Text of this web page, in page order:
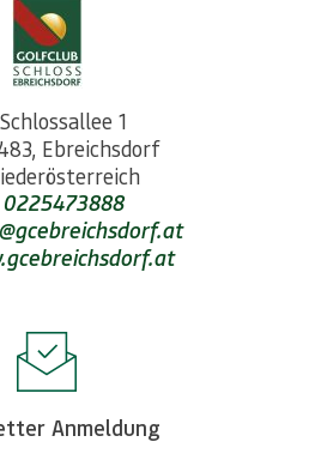
Schlossallee 1
Ebreichsdorf
0225473888
Anmeldung